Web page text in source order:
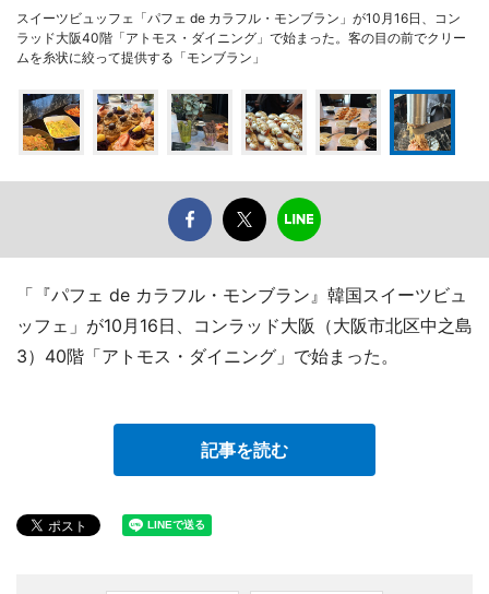
スイーツビュッフェ「パフェ de カラフル・モンブラン」が10月16日、コン
ラッド大阪40階「アトモス・ダイニング」で始まった。客の目の前でクリー
ムを糸状に絞って提供する「モンブラン」
「『パフェ de カラフル・モンブラン』韓国スイーツビュ
ッフェ」が10月16日、コンラッド大阪（大阪市北区中之島
3）40階「アトモス・ダイニング」で始まった。
記事を読む